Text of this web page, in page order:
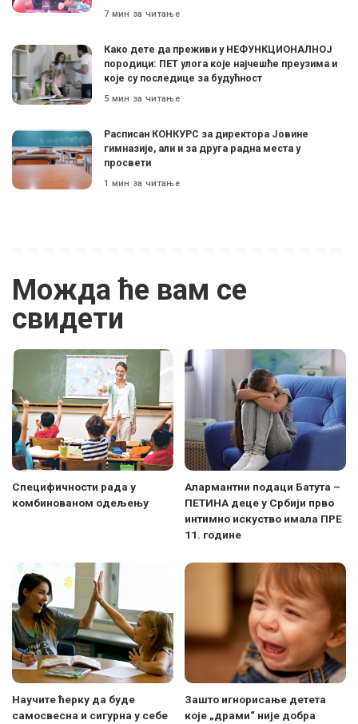
7 мин за читање
Како дете да преживи у НЕФУНКЦИОНАЛНОЈ
породици: ПЕТ улога које најчешће преузима и
које су последице за будућност
5 мин за читање
Расписан КОНКУРС за директора Јовине
гимназије, али и за друга радна места у
просвети
1 мин за читање
Можда ће вам се
свидети
Специфичности рада у
комбинованом одељењу
Алармантни подаци Батута –
ПЕТИНА деце у Србији прво
интимно искуство имала ПРЕ
11. године
Научите ћерку да буде
самосвесна и сигурна у себе
Зашто игнорисање детета
које „драми“ није добра